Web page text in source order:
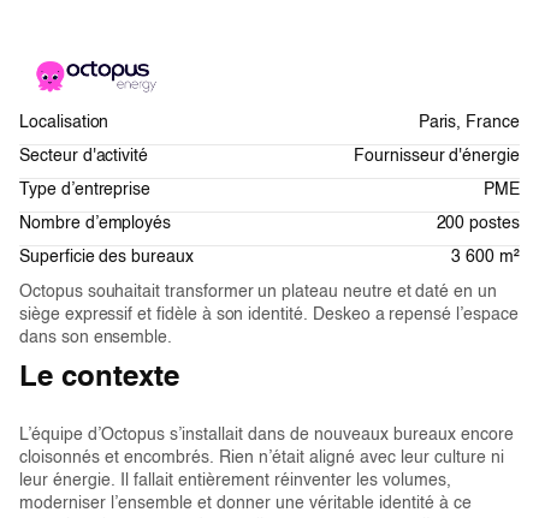
Localisation
Paris, France
Secteur d'activité
Fournisseur d'énergie
Type d’entreprise
PME
Nombre d’employés
200 postes
Superficie des bureaux
3 600 m²
Octopus souhaitait transformer un plateau neutre et daté en un
siège expressif et fidèle à son identité. Deskeo a repensé l’espace
dans son ensemble.
Le contexte
L’équipe d’Octopus s’installait dans de nouveaux bureaux encore
cloisonnés et encombrés. Rien n’était aligné avec leur culture ni
leur énergie. Il fallait entièrement réinventer les volumes,
moderniser l’ensemble et donner une véritable identité à ce